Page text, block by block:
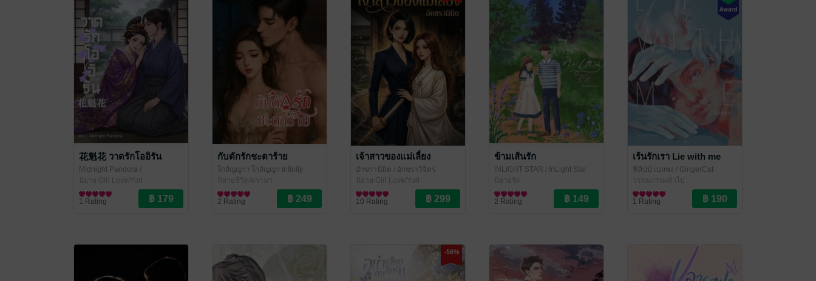
花魁花 วาดรักโออิรัน
Midnight Pandora /
BLACK2AMCAT
นิยาย Girl Love/Yuri
1 Rating
กับดักรักชะตาร้าย
โกลัญญา / โกลัญญา Infinity
Dream
นิยายชีวิต/ดรามา
2 Rating
เจ้าสาวของแม่เลี้ยง
อักขรานิมิต / อักขราวิจิตร
นิยาย Girl Love/Yuri
10 Rating
ข้ามเส้นรัก
INLIGHT STAR / InLight Star
นิยายรัก
2 Rating
เร้นรักเรา Lie with me
ฟิลิปป์ เบสซง / GingerCat
Publishing
วรรณกรรมทั่วไป
1 Rating
-56%